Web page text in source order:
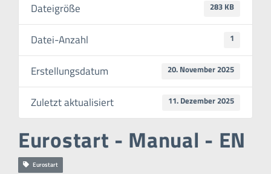
Dateigröße 283 KB
Datei-Anzahl 1
Erstellungsdatum 20. November 2025
Zuletzt aktualisiert 11. Dezember 2025
Eurostart - Manual - EN
Eurostart